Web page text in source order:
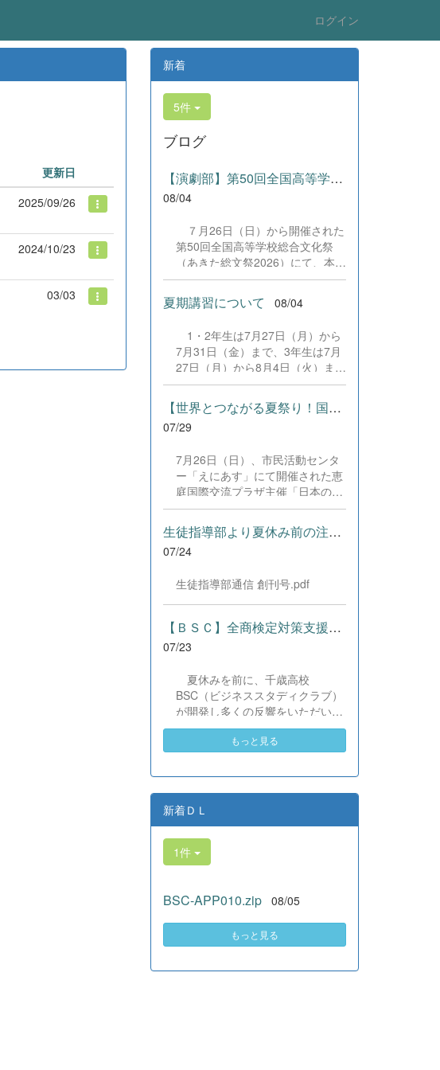
ログイン
更新日
2025/09/26
2024/10/23
03/03
新着
5件
ブログ
【演劇部】第50回全国高等学校総合文化祭にて受賞!
08/04
７月26日（日）から開催された
第50回全国高等学校総合文化祭
（あきた総文祭2026）にて、本校
演劇部が「優良賞」及び「舞台美
術賞」を受賞いたしました。大会
当日は、本校の部員たちもこれま
分に発揮し、堂々と舞台に立ちま
した。緊張感のある全国の舞台に
おいて、一人一人が役割を果た
し、心を込めた演技と表現を披露
することができました。 また、
今回の全国大会出場にあたり、多
ました企業の皆様、ならびに心温
まるご寄付や温かいご声援を寄せ
てくださった地域の皆様方に、心
より感謝申し上げます。皆様から
な励みとなり、全国の舞台で最高
のパフォーマンスと演技を届ける
糧に、さらに表現力に磨きをか
ぬご声援をよろしくお願いいたし
夏期講習について 08/04
1・2年生は7月27日（月）から
7月31日（金）まで、3年生は7月
27日（月）から8月4日（火）まで
の日程で、それぞれ学習に取り組
みました。多くの生徒が意欲的に
参加し、これまでの学習内容の復
習や発展的な内容、受験に向けた
られました。夏期講習で身に付け
た学習習慣や知識を、今後の学校
生活や学習に生かし、一人一人が
さらなる成長につなげてくれるこ
とを期待しています。 &nbsp;
【世界とつながる夏祭り！国際教養科の生徒が多文化共生ボランテ...
07/29
7月26日（日）、市民活動センタ
ー「えにあす」にて開催された恵
庭国際交流プラザ主催「日本の夏
祭り体験」に、本校国際教養科の
生徒6名がボランティアとして参
加しました！ 会場にはウクライ
ナ、ネパール、アフガニスタンな
ヨー釣りや綿あめ、盆踊りなどを
満喫。浴衣姿でイベントを彩った
1年生や、経験を生かして頼もし
く場を仕切る3年生など、生徒た
ちは言葉や国境を超えて笑顔で交
は、「国籍や年齢を問わず笑顔で
寄り添い、自分で考えて動く姿が
素晴らしい。異文化理解のマイン
ドが自然と身についている」と、
賞賛の声をいただきました！ 教室
う広いフィールドで本領を発揮す
る教養科生たち。多文化共生社会
を引っ張る頼もしい姿に、誇らし
さでいっぱいです。 教養科生、ど
んどん外へ飛び出そう！ その温か
い心と行動力を磨き、世界を笑顔
生徒指導部より夏休み前の注意事項
07/24
生徒指導部通信 創刊号.pdf
【ＢＳＣ】全商検定対策支援ポータルサイト「Compath（コンパス）...
07/23
夏休みを前に、千歳高校
BSC（ビジネススタディクラブ）
が開発し多くの反響をいただいて
いる、全商検定合格支援ポータル
サイト『Compath（コンパス）』
ました。 今回もユーザーの皆様
からいただいたアンケートのご意
見をもとに、BSC部員のプログラ
ミングチームがデバッグ（不具合
修正）から新機能の実装までを行
いました。今回のアップデートで
は、ビジネス計算・簿記・ビジネ
務分析・ビジネスコミュニケーシ
の更新プログラムを一挙にリリー
スしました。 具体的には、各検
もっと見る
新着ＤＬ
1件
BSC-APP010.zip 08/05
もっと見る